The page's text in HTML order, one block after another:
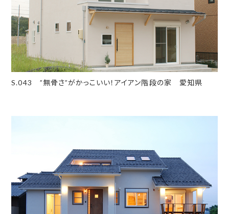
S.043 ”無骨さ”がかっこいい！アイアン階段の家 愛知県